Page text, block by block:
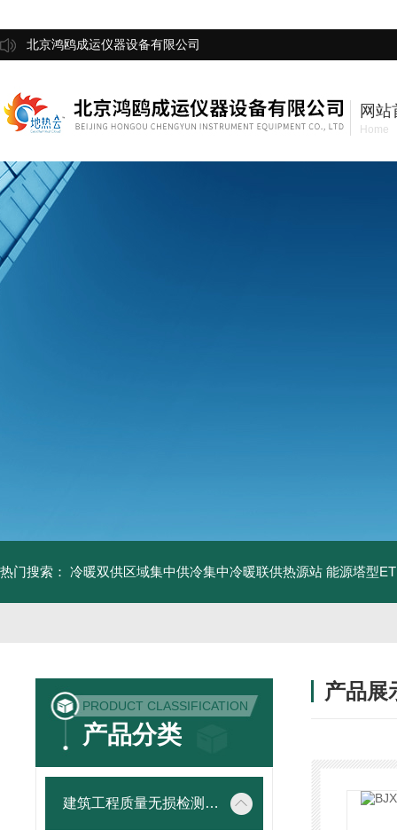
北京鸿鸥成运仪器设备有限公司
网站
Home
热门搜索： 冷暖双供区域集中供冷集中冷暖联供热源站 能源塔型
PRODUCT CLASSIFICATION
产品分类
建筑工程质量无损检测仪器
产品展